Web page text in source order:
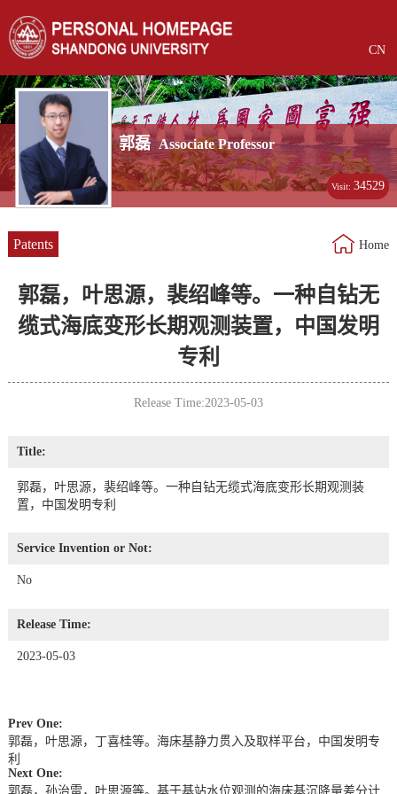
CN
郭磊 Associate Professor
Visit:34529
Patents Home
郭磊，叶思源，裴绍峰等。一种自钻无
缆式海底变形长期观测装置，中国发明
专利
Release Time:2023-05-03
Title:
郭磊，叶思源，裴绍峰等。一种自钻无缆式海底变形长期观测装
置，中国发明专利
Service Invention or Not:
No
Release Time:
2023-05-03
Prev One:
郭磊，叶思源，丁喜桂等。海床基静力贯入及取样平台，中国发明专
利
Next One:
郭磊，孙治雷，叶思源等。基于基站水位观测的海床基沉降量差分计